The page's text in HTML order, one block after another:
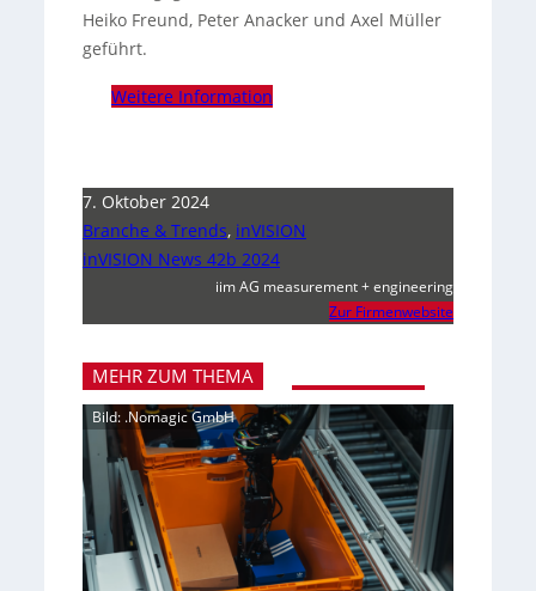
Heiko Freund, Peter Anacker und Axel Müller
geführt.
Weitere Information
7. Oktober 2024
Branche & Trends, inVISION
inVISION News 42b 2024
iim AG measurement + engineering
Zur Firmenwebsite
MEHR ZUM THEMA
Bild: .Nomagic GmbH